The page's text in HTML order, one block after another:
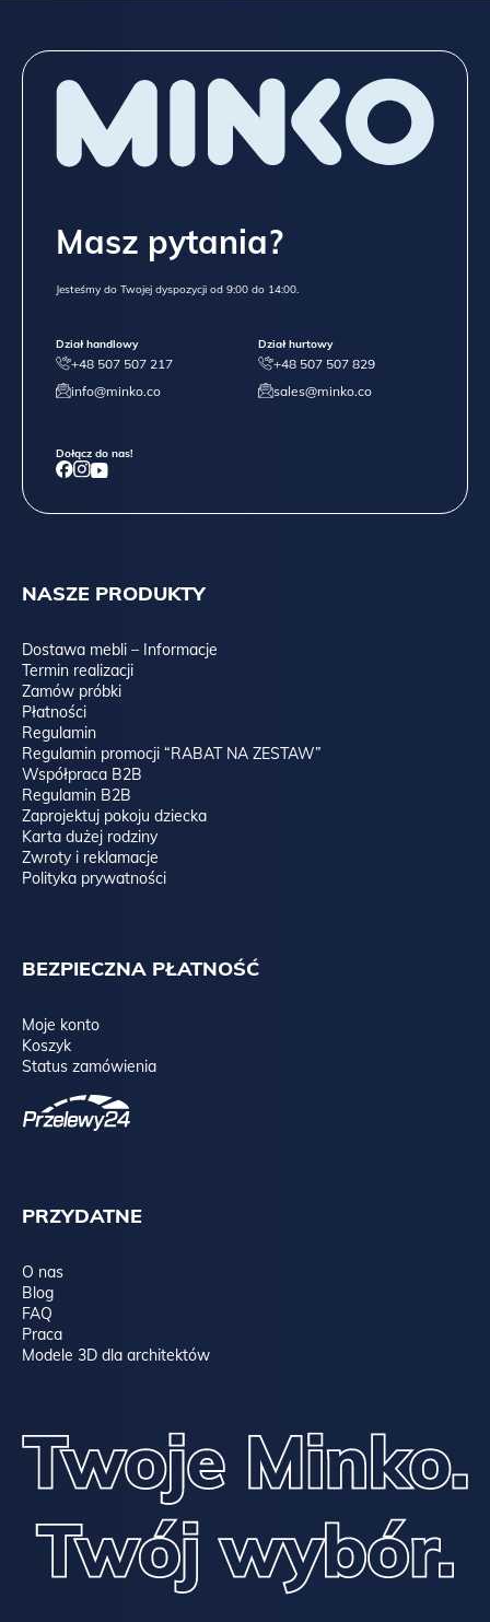
NASZE PRODUKTY
Dostawa mebli – Informacje
Termin realizacji
Zamów próbki
Płatności
Regulamin
Regulamin promocji “RABAT NA ZESTAW”
Współpraca B2B
Regulamin B2B
Zaprojektuj pokoju dziecka
Karta dużej rodziny
Zwroty i reklamacje
Polityka prywatności
BEZPIECZNA PŁATNOŚĆ
Moje konto
Koszyk
Status zamówienia
PRZYDATNE
O nas
Blog
FAQ
Praca
Modele 3D dla architektów
Masz pytania?
Jesteśmy do Twojej dyspozycji od 9:00 do 14:00.
Dział handlowy
+48 507 507 217
info@minko.co
Dział hurtowy
+48 507 507 829
sales@minko.co
Dołącz do nas!